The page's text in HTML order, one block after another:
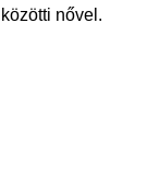
nővel.